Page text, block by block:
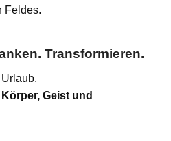
Feldes.
Transformieren.
Geist und